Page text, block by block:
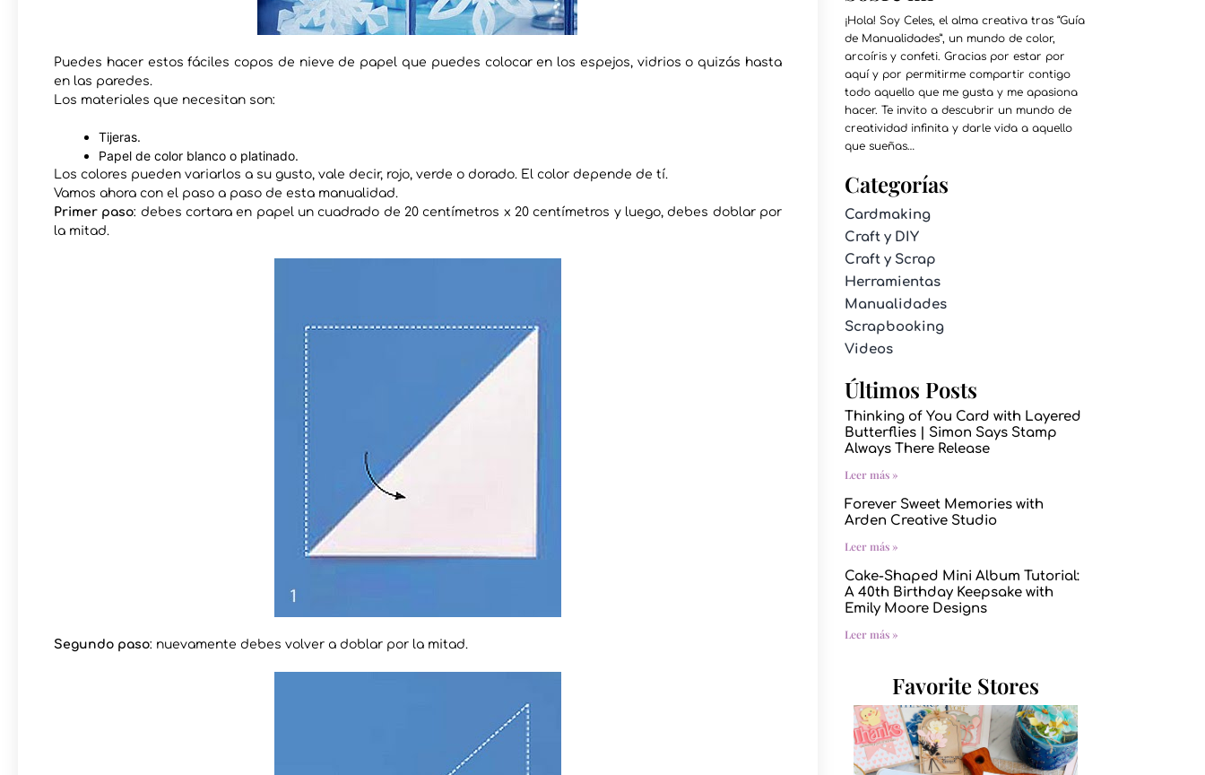
Puedes hacer estos fáciles copos de nieve de papel que puedes colocar en los espejos, vidrios o quizás hasta
en las paredes.
Los materiales que necesitan son:
Tijeras.
Papel de color blanco o platinado.
Los colores pueden variarlos a su gusto, vale decir, rojo, verde o dorado. El color depende de tí.
Vamos ahora con el paso a paso de esta manualidad.
Primer paso: debes cortara en papel un cuadrado de 20 centímetros x 20 centímetros y luego, debes doblar por
la mitad.
Segundo paso: nuevamente debes volver a doblar por la mitad.
¡Hola! Soy Celes, el alma creativa tras “Guía
de Manualidades”, un mundo de color,
arcoíris y confeti. Gracias por estar por
aquí y por permitirme compartir contigo
todo aquello que me gusta y me apasiona
hacer. Te invito a descubrir un mundo de
creatividad infinita y darle vida a aquello
que sueñas…
Categorías
Cardmaking
Craft y DIY
Craft y Scrap
Herramientas
Manualidades
Scrapbooking
Videos
Últimos Posts
Thinking of You Card with Layered
Butterflies | Simon Says Stamp
Always There Release
Leer más »
Forever Sweet Memories with
Arden Creative Studio
Leer más »
Cake-Shaped Mini Album Tutorial:
A 40th Birthday Keepsake with
Emily Moore Designs
Leer más »
Favorite Stores